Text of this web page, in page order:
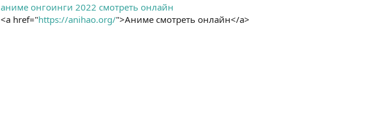
аниме онгоинги 2022 смотреть онлайн
<a href="https://anihao.org/">Аниме смотреть онлайн</a>